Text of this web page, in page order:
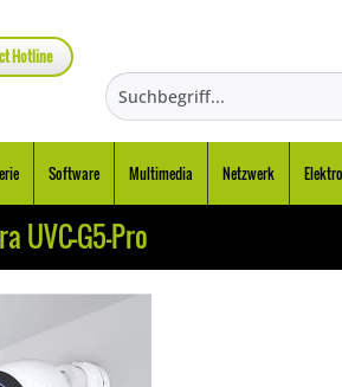
Hotline
Software Multimedia Netzwerk
UVC-G5-Pro